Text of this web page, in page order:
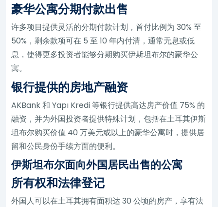
豪华公寓分期付款出售
许多项目提供灵活的分期付款计划，首付比例为 30% 至
50%，剩余款项可在 5 至 10 年内付清，通常无息或低
息，使得更多投资者能够分期购买伊斯坦布尔的豪华公
寓。
银行提供的房地产融资
AKBank 和 Yapı Kredi 等银行提供高达房产价值 75% 的
融资，并为外国投资者提供特殊计划，包括在土耳其伊斯
坦布尔购买价值 40 万美元或以上的豪华公寓时，提供居
留和公民身份手续方面的便利。
伊斯坦布尔面向外国居民出售的公寓
所有权和法律登记
外国人可以在土耳其拥有面积达 30 公顷的房产，享有法